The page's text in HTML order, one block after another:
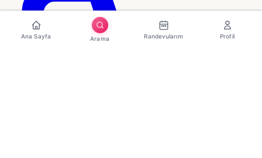
Ana Sayfa Arama Randevularım Profil